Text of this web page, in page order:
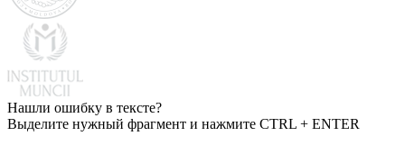
Нашли ошибку в тексте?
Выделите нужный фрагмент и нажмите CTRL + ENTER